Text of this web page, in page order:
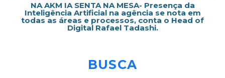
NA AKM IA SENTA NA MESA- Presença da
Inteligência Artificial na agência se nota em
todas as áreas e processos, conta o Head of
Digital Rafael Tadashi.
BUSCA